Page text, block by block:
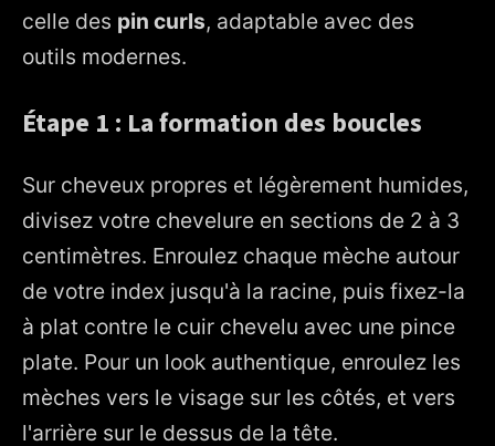
celle des pin curls, adaptable avec des
outils modernes.
Étape 1 : La formation des boucles
Sur cheveux propres et légèrement humides,
divisez votre chevelure en sections de 2 à 3
centimètres. Enroulez chaque mèche autour
de votre index jusqu'à la racine, puis fixez-la
à plat contre le cuir chevelu avec une pince
plate. Pour un look authentique, enroulez les
mèches vers le visage sur les côtés, et vers
l'arrière sur le dessus de la tête.